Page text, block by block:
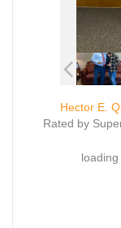
Hector E.
Rated by
loading